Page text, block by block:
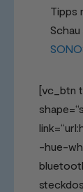
Tipps
[vc_btn
-hue-